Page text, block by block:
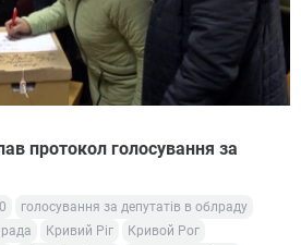
протокол голосування за
голосування за депутатів в облраду
Кривий Ріг
Кривой Рог